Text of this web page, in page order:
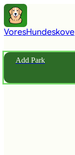
VoresHundeskove
Add Park